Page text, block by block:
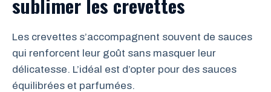
Les crevettes s’accompagnent souvent de sauces
qui renforcent leur goût sans masquer leur
délicatesse. L’idéal est d’opter pour des sauces
équilibrées et parfumées.